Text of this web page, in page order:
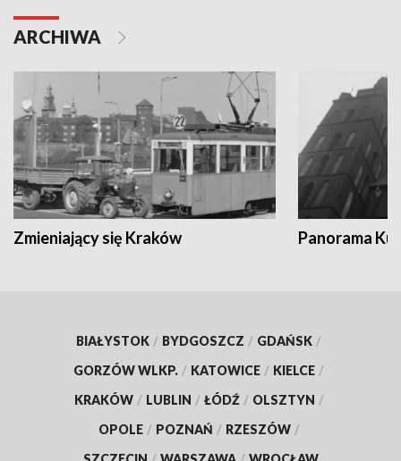
ARCHIWA
Zmieniający się Kraków Panorama
BIAŁYSTOK / BYDGOSZCZ / GDAŃSK /
GORZÓW WLKP. / KATOWICE / KIELCE /
KRAKÓW / LUBLIN / ŁÓDŹ / OLSZTYN /
OPOLE / POZNAŃ / RZESZÓW /